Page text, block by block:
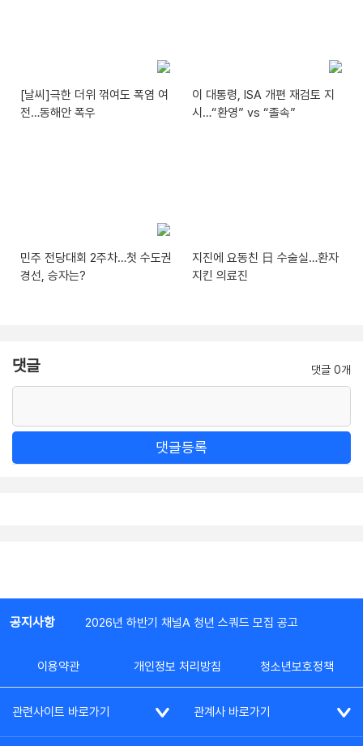
[날씨]극한 더위 꺾여도 폭염 여
전…동해안 폭우
이 대통령, ISA 개편 재검토 지
시…“환영” vs “졸속”
민주 전당대회 2주차…첫 수도권
경선, 승자는?
지진에 요동친 日 수술실…환자
지킨 의료진
댓글 댓글 0개
댓글등록
공지사항 2026년 하반기 채널A 청년 스쿼드 모집 공고
이용약관 개인정보 처리방침 청소년보호정책
관련사이트 바로가기 관계사 바로가기